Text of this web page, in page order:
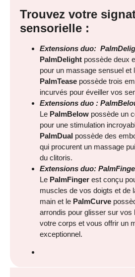
Trouvez votre
sensorielle :
Extensions duo:
PalmDelight possède deux
pour un massage sensuel et
PalmTease possède trois
incurvés pour éveiller vos
Extensions duo :
Le PalmBelow possède un
pour une stimulation
PalmDual possède des
qui procurent un massage
du clitoris.
Extensions duo:
Le PalmFinger est conçu
muscles de vos doigts et de
main et le PalmCurve
arrondis pour glisser sur vos
votre corps et vous offrir un
exceptionnel.